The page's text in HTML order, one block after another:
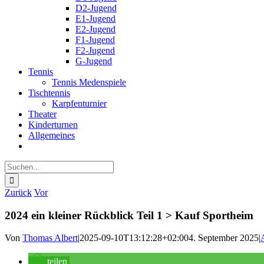
D2-Jugend
E1-Jugend
E2-Jugend
F1-Jugend
F2-Jugend
G-Jugend
Tennis
Tennis Medenspiele
Tischtennis
Karpfenturnier
Theater
Kinderturnen
Allgemeines
Suche
nach:
Zurück Vor
2024 ein kleiner Rückblick Teil 1 > Kauf Sportheim
Von Thomas Albert|2025-09-10T13:12:28+02:004. September 2025|
teilen